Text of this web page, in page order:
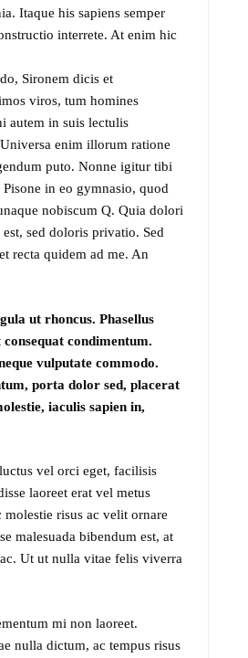
Itaque his sapiens semper
interrete. At enim hic
Sironem dicis et
viros, tum homines
autem in suis lectulis
enim illorum ratione
puto. Nonne igitur tibi
in eo gymnasio, quod
nobiscum Q. Quia dolori
sed doloris privatio. Sed
recta quidem ad me. An
ut rhoncus. Phasellus
consequat condimentum.
vulputate commodo.
porta dolor sed, placerat
iaculis sapien in,
vel orci eget, facilisis
laoreet erat vel metus
risus ac velit ornare
malesuada bibendum est, at
Ut ut nulla vitae felis viverra
mi non laoreet.
nulla dictum, ac tempus risus